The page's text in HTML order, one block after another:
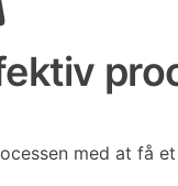
med at få